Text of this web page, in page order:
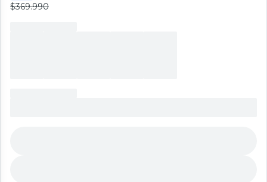
$369.990